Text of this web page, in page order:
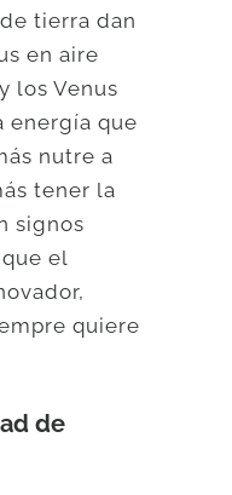
tierra dan
en aire
los Venus
energía que
nutre a
tener la
signos
el
quiere
de